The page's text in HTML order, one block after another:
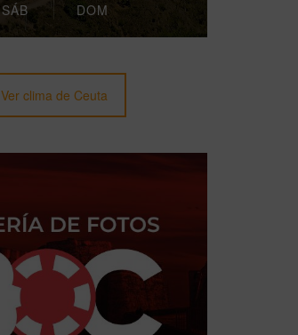
SÁB DOM
Ver clima de Ceuta